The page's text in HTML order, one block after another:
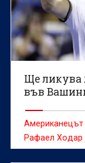
Ще ликува
във
Американецът
Рафаел Ходар